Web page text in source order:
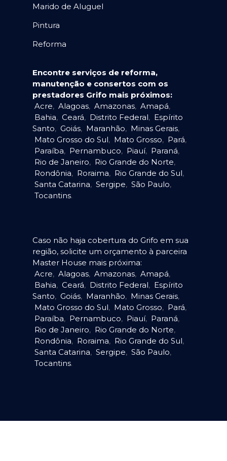
Marido de Aluguel
Pintura
Reforma
Encontre serviços de reforma,
manutenção e consertos com os
prestadores Grifo mais próximos:
Acre, Alagoas, Amazonas, Amapá,
Bahia, Ceará, Distrito Federal, Espírito
Santo, Goiás, Maranhão, Minas Gerais,
Mato Grosso do Sul, Mato Grosso, Pará,
Paraíba, Pernambuco, Piauí, Paraná,
Rio de Janeiro, Rio Grande do Norte,
Rondônia, Roraima, Rio Grande do Sul,
Santa Catarina, Sergipe, São Paulo,
Tocantins.
Caso não haja cobertura do Grifo em sua
região, solicite um orçamento à parceira
Master House mais próxima:
Acre, Alagoas, Amazonas, Amapá,
Bahia, Ceará, Distrito Federal, Espírito
Santo, Goiás, Maranhão, Minas Gerais,
Mato Grosso do Sul, Mato Grosso, Pará,
Paraíba, Pernambuco, Piauí, Paraná,
Rio de Janeiro, Rio Grande do Norte,
Rondônia, Roraima, Rio Grande do Sul,
Santa Catarina, Sergipe, São Paulo,
Tocantins.